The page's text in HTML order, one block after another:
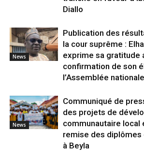
Diallo
News
Publication des
la cour suprême :
exprime sa gratitude
confirmation de son
l’Assemblée nationale
News
Communiqué de
des projets de
communautaire local
remise des
à Beyla